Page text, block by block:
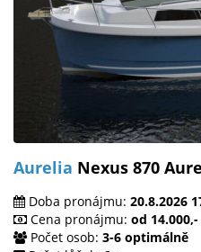
Aurelia Nexus 870
Doba pronájmu: 20.8.2026
Cena pronájmu: od 14.000,-
Počet osob: 3-6 optimálně